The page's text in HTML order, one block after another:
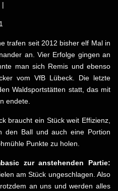
|
trafen seit 2012 bisher elf Mal in
an. Vier Erfolge gingen an
man sich Remis und ebenso
vom VfB Lübeck. Die letzte
Waldsportstätten statt, das mit
endete.
braucht ein Stück weit Effizienz,
den Ball und auch eine Portion
Punkte zu holen.
zur anstehenden Partie:
am Stück ungeschlagen. Also
an uns und werden alles